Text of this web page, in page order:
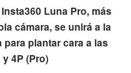
Luna Pro, más
cámara, se unirá a la
para plantar cara a las
4P (Pro)